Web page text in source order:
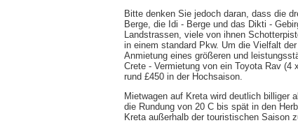
Bitte denken Sie jedoch daran, dass die
Berge, die Idi - Berge und das Dikti -
Landstrassen, viele von ihnen
in einem standard Pkw. Um die Vielfalt
Anmietung eines größeren und
Crete - Vermietung von ein Toyota Rav
rund £450 in der Hochsaison.
Mietwagen auf Kreta wird deutlich billiger
die Rundung von 20 C bis spät in den
Kreta außerhalb der touristischen Saison